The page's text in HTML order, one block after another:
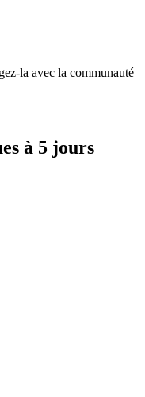
la avec la communauté
à 5 jours